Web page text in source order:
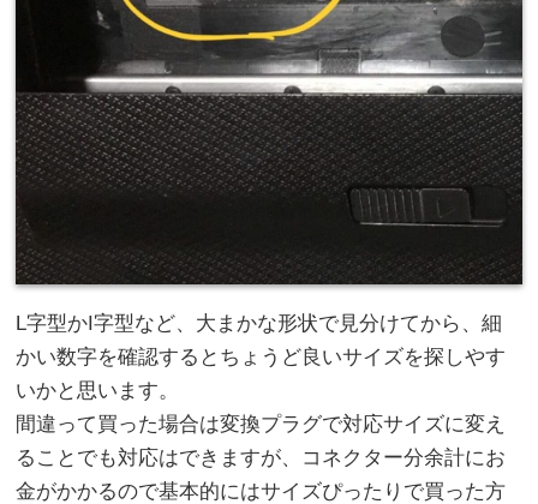
L字型かI字型など、大まかな形状で見分けてから、細
かい数字を確認するとちょうど良いサイズを探しやす
いかと思います。
間違って買った場合は変換プラグで対応サイズに変え
ることでも対応はできますが、コネクター分余計にお
金がかかるので基本的にはサイズぴったりで買った方